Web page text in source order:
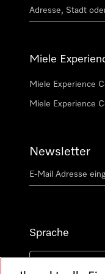
Miele
Miele Experience
Miele Experience
Newsletter
Sprache